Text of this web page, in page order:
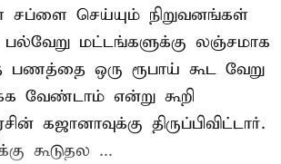
சப்ளை செய்யும் நிறுவனங்கள்
மட்டங்களுக்கு லஞ்சமாக
பணத்தை ஒரு ரூபாய் கூட வேறு
வேண்டாம் என்று கூறி
கஜானாவுக்கு திருப்பிவிட்டார்.
கூடுதல ...